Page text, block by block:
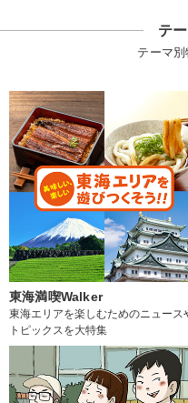
テ
テーマ別
東海満喫Walker
東海エリアを楽しむためのニュース
トピックスを大特集